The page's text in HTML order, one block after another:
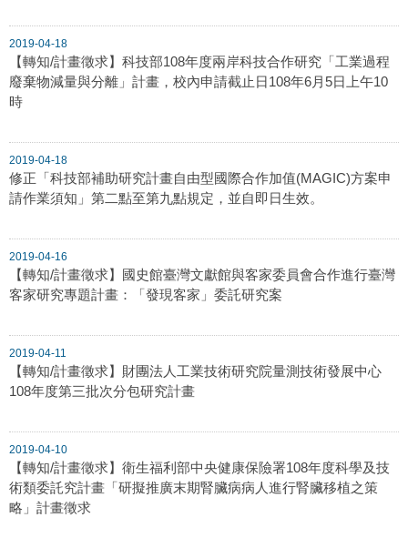
2019-04-18
【轉知/計畫徵求】科技部108年度兩岸科技合作研究「工業過程
廢棄物減量與分離」計畫，校內申請截止日108年6月5日上午10
時
2019-04-18
修正「科技部補助研究計畫自由型國際合作加值(MAGIC)方案申
請作業須知」第二點至第九點規定，並自即日生效。
2019-04-16
【轉知/計畫徵求】國史館臺灣文獻館與客家委員會合作進行臺灣
客家研究專題計畫：「發現客家」委託研究案
2019-04-11
【轉知/計畫徵求】財團法人工業技術研究院量測技術發展中心
108年度第三批次分包研究計畫
2019-04-10
【轉知/計畫徵求】衛生福利部中央健康保險署108年度科學及技
術類委託究計畫「研擬推廣末期腎臟病病人進行腎臟移植之策
略」計畫徵求